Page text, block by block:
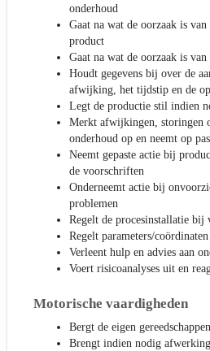
onderhoud
Gaat na wat de oorzaak is
product
Gaat na wat de oorzaak is
Houdt gegevens bij over de
afwijking, het tijdstip en de
Legt de productie stil indien
Merkt afwijkingen, storingen
onderhoud op en neemt op
Neemt gepaste actie bij
de voorschriften
Onderneemt actie bij
problemen
Regelt de procesinstallatie bij
Regelt parameters/
Verleent hulp en advies aan
Voert risicoanalyses uit en
Motorische vaardigheden
Bergt de eigen
Brengt indien nodig